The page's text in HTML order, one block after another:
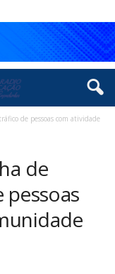
de pessoas com atividade
de